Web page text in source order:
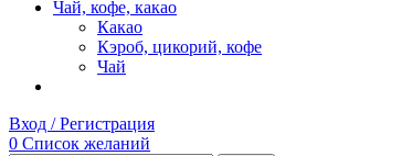
Чай, кофе, какао
Какао
Кэроб, цикорий, кофе
Чай
Вход / Регистрация
0 Список желаний